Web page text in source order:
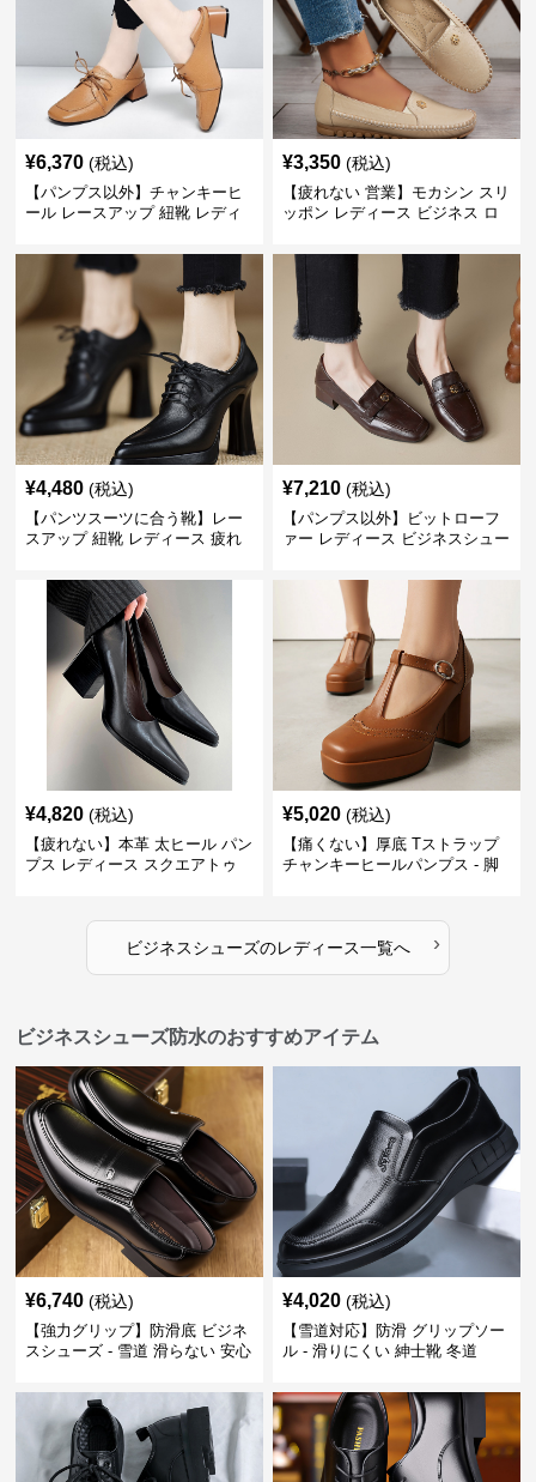
¥6,370 (税込)
【パンプス以外】チャンキーヒ
ール レースアップ 紐靴 レディ
ーツ スクエアトゥ 歩きやすい
¥3,350 (税込)
【疲れない 営業】モカシン スリ
ッポン レディース ビジネス ロ
ジュアル パンプス以外
¥4,480 (税込)
【パンツスーツに合う靴】レー
スアップ 紐靴 レディース 疲れ
ビジネスシューズ
¥7,210 (税込)
【パンプス以外】ビットローフ
ァー レディース ビジネスシュー
トゥ 疲れない スーツ
¥4,820 (税込)
【疲れない】本革 太ヒール パン
プス レディース スクエアトゥ
¥5,020 (税込)
【痛くない】厚底 Tストラップ
チャンキーヒールパンプス - 脚
ビジネスシューズのレディース一覧へ ›
ビジネスシューズ防水のおすすめアイテム
¥6,740 (税込)
【強力グリップ】防滑底 ビジネ
スシューズ - 雪道 滑らない 安心
¥4,020 (税込)
【雪道対応】防滑 グリップソー
ル - 滑りにくい 紳士靴 冬道